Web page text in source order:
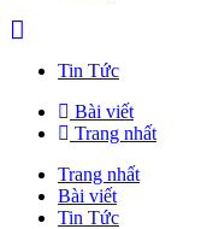
Tin Tức
Bài viết
Trang nhất
Trang nhất
Bài viết
Tin Tức